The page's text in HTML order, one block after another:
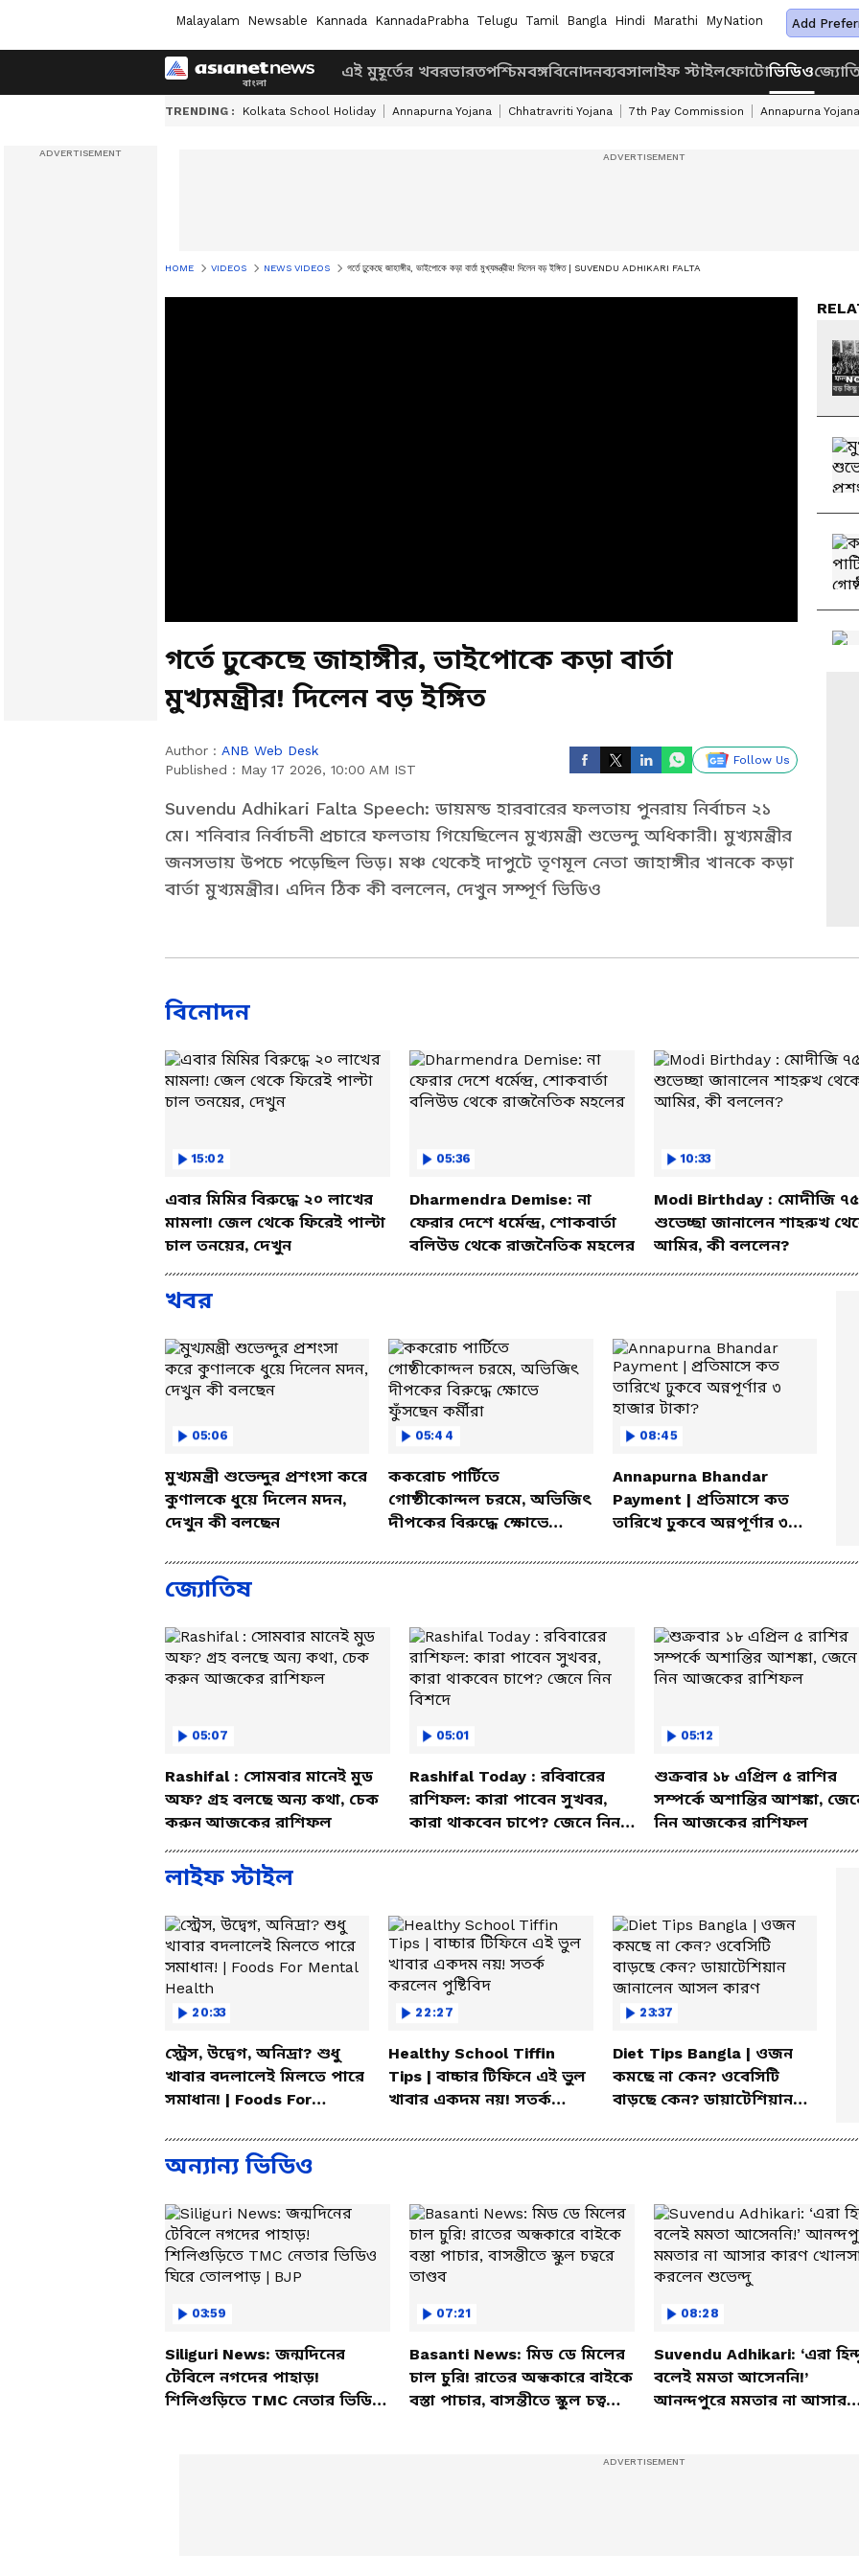
Malayalam Newsable Kannada KannadaPrabha Telugu Tamil Bangla Hindi Marathi MyNation Add
এই মুহূর্তের খবরভারতপশ্চিমবঙ্গবিনোদনব্যবসালাইফ স্টাইলফোটোভিডিও
TRENDING : Kolkata School Holiday Annapurna Yojana Chhatravriti Yojana 7th Pay Commission Annapurna
HOME VIDEOS NEWS VIDEOS গর্তে ঢুকেছে জাহাঙ্গীর, ভাইপোকে কড়া বার্তা মুখ্যমন্ত্রীর! দিলেন বড় ইঙ্গিত | SUVENDU ADHIKARI FALTA
গর্তে ঢুকেছে জাহাঙ্গীর, ভাইপোকে কড়া বার্তা
মুখ্যমন্ত্রীর! দিলেন বড় ইঙ্গিত
Author : ANB Web Desk
Published : May 17 2026, 10:00 AM IST
Follow Us
Suvendu Adhikari Falta Speech: ডায়মন্ড হারবারের ফলতায় পুনরায় নির্বাচন ২১
মে। শনিবার নির্বাচনী প্রচারে ফলতায় গিয়েছিলেন মুখ্যমন্ত্রী শুভেন্দু অধিকারী। মুখ্যমন্ত্রীর
জনসভায় উপচে পড়েছিল ভিড়। মঞ্চ থেকেই দাপুটে তৃণমূল নেতা জাহাঙ্গীর খানকে কড়া
বার্তা মুখ্যমন্ত্রীর। এদিন ঠিক কী বললেন, দেখুন সম্পূর্ণ ভিডিও
বিনোদন
15:02
এবার মিমির বিরুদ্ধে ২০ লাখের
মামলা! জেল থেকে ফিরেই পাল্টা
চাল তনয়ের, দেখুন
05:36
Dharmendra Demise: না
ফেরার দেশে ধর্মেন্দ্র, শোকবার্তা
বলিউড থেকে রাজনৈতিক মহলের
10:33
Modi Birthday : মোদীজি
শুভেচ্ছা জানালেন শাহরুখ
আমির, কী বললেন?
খবর
05:06
মুখ্যমন্ত্রী শুভেন্দুর প্রশংসা করে
কুণালকে ধুয়ে দিলেন মদন,
দেখুন কী বলছেন
05:44
ককরোচ পার্টিতে
গোষ্ঠীকোন্দল চরমে, অভিজিৎ
দীপকের বিরুদ্ধে ক্ষোভে
08:45
Annapurna Bhandar
Payment | প্রতিমাসে কত
তারিখে ঢুকবে অন্নপূর্ণার ৩
জ্যোতিষ
05:07
Rashifal : সোমবার মানেই মুড
অফ? গ্রহ বলছে অন্য কথা, চেক
করুন আজকের রাশিফল
05:01
Rashifal Today : রবিবারের
রাশিফল: কারা পাবেন সুখবর,
কারা থাকবেন চাপে? জেনে নিন
বিশদে
05:12
শুক্রবার ১৮ এপ্রিল ৫ রাশির
সম্পর্কে অশান্তির আশঙ্কা,
নিন আজকের রাশিফল
লাইফ স্টাইল
20:33
স্ট্রেস, উদ্বেগ, অনিদ্রা? শুধু
খাবার বদলালেই মিলতে পারে
সমাধান! | Foods For
22:27
Healthy School Tiffin
Tips | বাচ্চার টিফিনে এই ভুল
খাবার একদম নয়! সতর্ক
23:37
Diet Tips Bangla | ওজন
কমছে না কেন? ওবেসিটি
বাড়ছে কেন? ডায়াটেশিয়ান
অন্যান্য ভিডিও
03:59
Siliguri News: জন্মদিনের
টেবিলে নগদের পাহাড়!
শিলিগুড়িতে TMC নেতার ভিডিও
07:21
Basanti News: মিড ডে মিলের
চাল চুরি! রাতের অন্ধকারে বাইকে
বস্তা পাচার, বাসন্তীতে স্কুল চত্বরে
08:28
Suvendu Adhikari: ‘এরা
বলেই মমতা আসেননি!’
আনন্দপুরে মমতার না আসার